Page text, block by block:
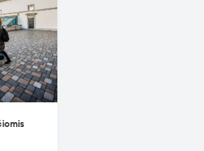
koks
mes
nuveikti.